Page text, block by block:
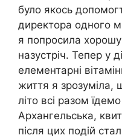
було якось
директора одного
я попросила
назустріч. Тепер у
елементарні
життя я зрозуміла,
літо всі разом
Архангельська,
після цих подій